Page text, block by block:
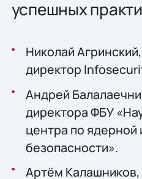
успешных
Николай
директор
Андрей
директора ФБУ
центра по ядерной
безопасности».
Артём